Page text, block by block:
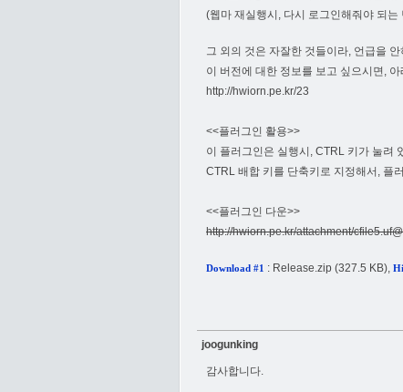
(웹마 재실행시, 다시 로그인해줘야 되
그 외의 것은 자잘한 것들이라, 언급을
이 버전에 대한 정보를 보고 싶으시면,
http://hwiorn.pe.kr/23
<<플러그인 활용>>
이 플러그인은 실행시, CTRL 키가 눌려
CTRL 배합 키를 단축키로 지정해서, 플
<<플러그인 다운>>
http://hwiorn.pe.kr/attachment/
Download #1 : Release.zip (327.5 KB),
joogunking
감사합니다.